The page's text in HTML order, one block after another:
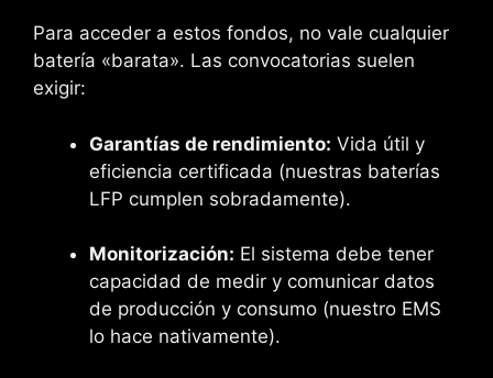
Para acceder a estos fondos, no vale cualquier
batería «barata». Las convocatorias suelen
exigir:
Garantías de rendimiento: Vida útil y
eficiencia certificada (nuestras baterías
LFP cumplen sobradamente).
Monitorización: El sistema debe tener
capacidad de medir y comunicar datos
de producción y consumo (nuestro EMS
lo hace nativamente).